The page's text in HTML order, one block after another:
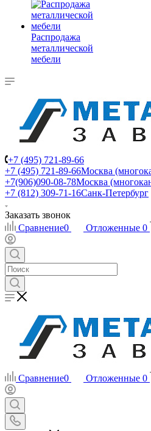
Распродажа
металлической
мебели
+7 (495) 721-89-66
+7 (495) 721-89-66Москва
+7(906)090-08-78Москва
+7 (812) 309-71-16Санк-Петербург
Заказать звонок
Сравнение0 Отложенные 0
Сравнение0 Отложенные 0